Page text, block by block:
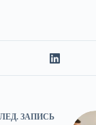
ЗАПИСЬ